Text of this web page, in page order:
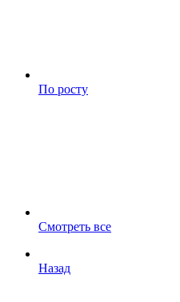
По росту
Смотреть все
Назад